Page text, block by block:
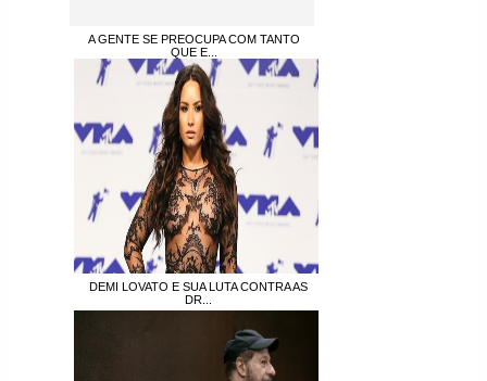
A GENTE SE PREOCUPA COM TANTO
QUE E...
DEMI LOVATO E SUA LUTA CONTRA AS
DR...